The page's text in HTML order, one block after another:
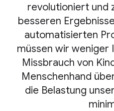
revolutioniert und
besseren
automatisierten
müssen wir weniger
Missbrauch von
Menschenhand
die Belastung